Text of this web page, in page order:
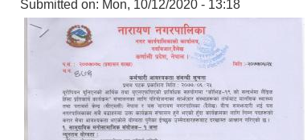
Submitted on: Mon, 10/12/2020 - 13:18